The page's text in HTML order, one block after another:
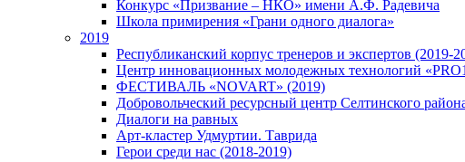
Конкурс «Призвание – НКО» имени А.Ф. Радевича
Школа примирения «Грани одного диалога»
2019
Республиканский корпус тренеров и экспертов (2019-
Центр инновационных молодежных технологий
ФЕСТИВАЛЬ «NOVART» (2019)
Добровольческий ресурсный центр Селтинского
Диалоги на равных
Арт-кластер Удмуртии. Таврида
Герои среди нас (2018-2019)